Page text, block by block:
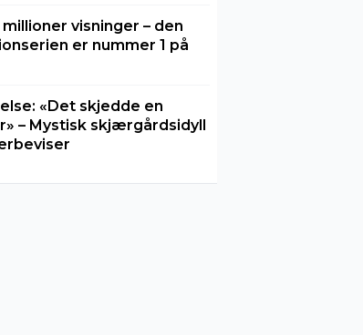
millioner visninger – den
er nummer 1 på
«Det skjedde en
– Mystisk skjærgårdsidyll